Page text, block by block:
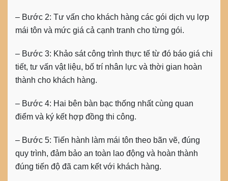
– Bước 2: Tư vấn cho khách hàng các gói dịch vụ lợp
mái tôn và mức giá cả cạnh tranh cho từng gói.
– Bước 3: Khảo sát công trình thực tế từ đó báo giá chi
tiết, tư vấn vật liệu, bố trí nhân lực và thời gian hoàn
thành cho khách hàng.
– Bước 4: Hai bên bàn bạc thống nhất cùng quan
điểm và ký kết hợp đồng thi công.
– Bước 5: Tiến hành làm mái tôn theo bãn vẽ, đúng
quy trình, đảm bảo an toàn lao động và hoàn thành
đúng tiến độ đã cam kết với khách hàng.